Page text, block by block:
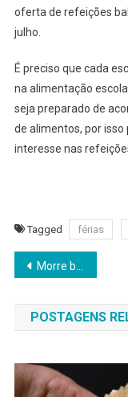
oferta de refeições
julho.
É preciso que cada
na alimentação
seja preparado de
de alimentos, por
interesse nas
Tagged férias
Navegação
de
Post
Morre brasileira que caiu em trilha de vulcão na Indonésia
POSTAGENS